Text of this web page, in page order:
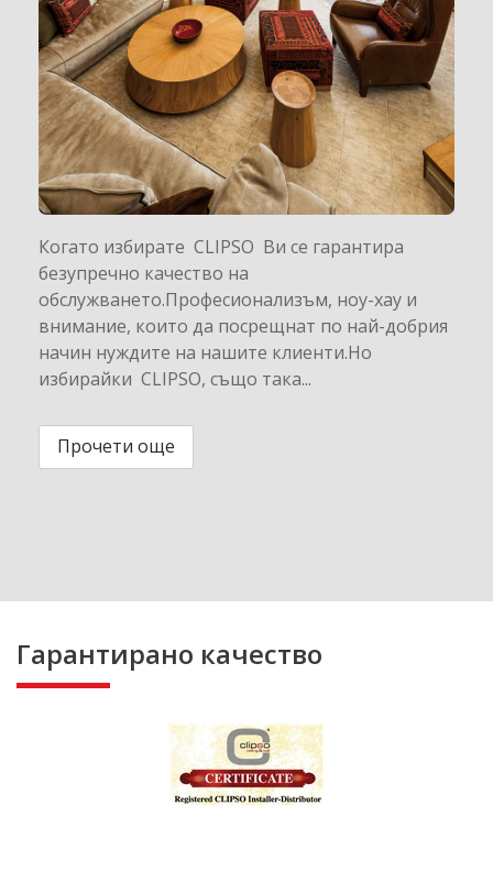
Когато избирате CLIPSO Ви се гарантира
безупречно качество на
обслужването.Професионализъм, ноу-хау и
внимание, които да посрещнат по най-добрия
начин нуждите на нашите клиенти.Но
избирайки CLIPSO, също така...
Прочети още
Гарантирано качество